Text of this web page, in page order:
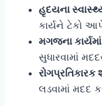
હૃદયના
કાર્યને ટેકો
મગજના
સુધારવામાં
લડવામાં મદદ